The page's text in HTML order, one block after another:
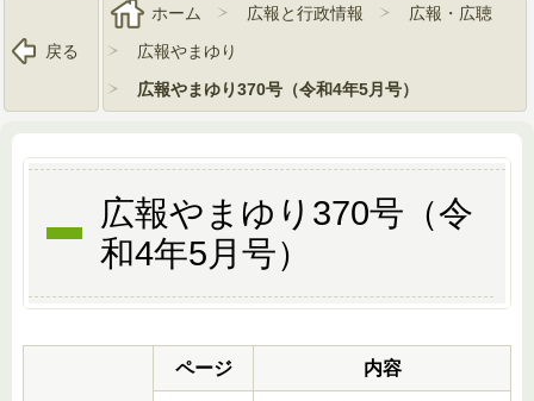
戻る
ホーム 広報と行政情報
広報・広聴
広報やまゆり
広報やまゆり370号（令和4年5月号）
広報やまゆり370号（令
和4年5月号）
ページ 内容